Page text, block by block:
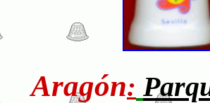
Aragón: